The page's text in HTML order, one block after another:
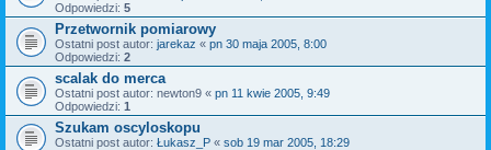
Odpowiedzi: 5
Przetwornik pomiarowy
Ostatni post autor: jarekaz « pn 30 maja 2005, 8:00
Odpowiedzi: 2
scalak do merca
Ostatni post autor: newton9 « pn 11 kwie 2005, 9:49
Odpowiedzi: 1
Szukam oscyloskopu
Ostatni post autor: Łukasz_P « sob 19 mar 2005, 18:29